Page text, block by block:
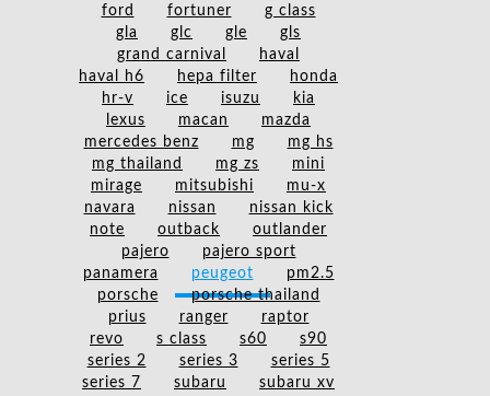
ford
fortuner
g class
gla
glc gle
gls
grand carnival
haval
haval h6
hepa filter
honda
hr-v
ice isuzu
kia
lexus
macan
mazda
mercedes benz
mg
mg hs
mg thailand
mg zs
mini
mirage
mitsubishi
mu-x
navara
nissan
nissan kick
note
outback
outlander
pajero
pajero sport
panamera
peugeot
pm2.5
porsche
porsche thailand
prius
ranger
raptor
revo
s class s60
s90
series 2
series 3
series 5
series 7
subaru
subaru xv